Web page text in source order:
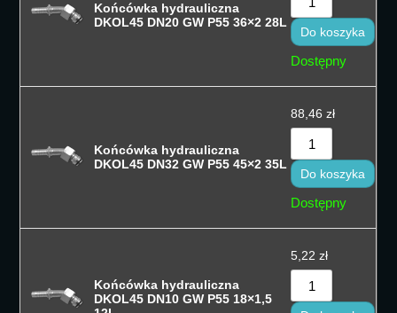
Końcówka hydrauliczna
DKOL45 DN20 GW P55 36×2 28L
Do koszyka
Dostępny
Końcówka hydrauliczna
DKOL45 DN32 GW P55 45×2 35L
88,46 zł
Do koszyka
Dostępny
Końcówka hydrauliczna
DKOL45 DN10 GW P55 18×1,5
5,22 zł